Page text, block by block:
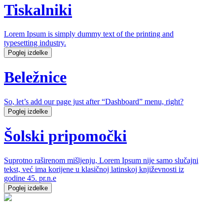
Tiskalniki
Lorem Ipsum is simply dummy text of the printing and
typesetting industry.
Poglej izdelke
Beležnice
So, let’s add our page just after “Dashboard” menu, right?
Poglej izdelke
Šolski pripomočki
Suprotno raširenom mišljenju, Lorem Ipsum nije samo slučajni
tekst, već ima korijene u klasičnoj latinskoj književnosti iz
godine 45. pr.n.e
Poglej izdelke